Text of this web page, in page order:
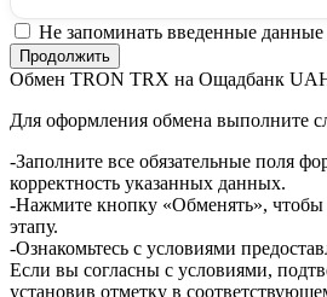
Не запоминать введенные данные
Обмен TRON TRX на Ощадбанк
Для оформления обмена выполните
-Заполните все обязательные поля
корректность указанных данных.
-Нажмите кнопку «Обменять»,
этапу.
-Ознакомьтесь с условиями
Если вы согласны с условиями,
установив отметку в